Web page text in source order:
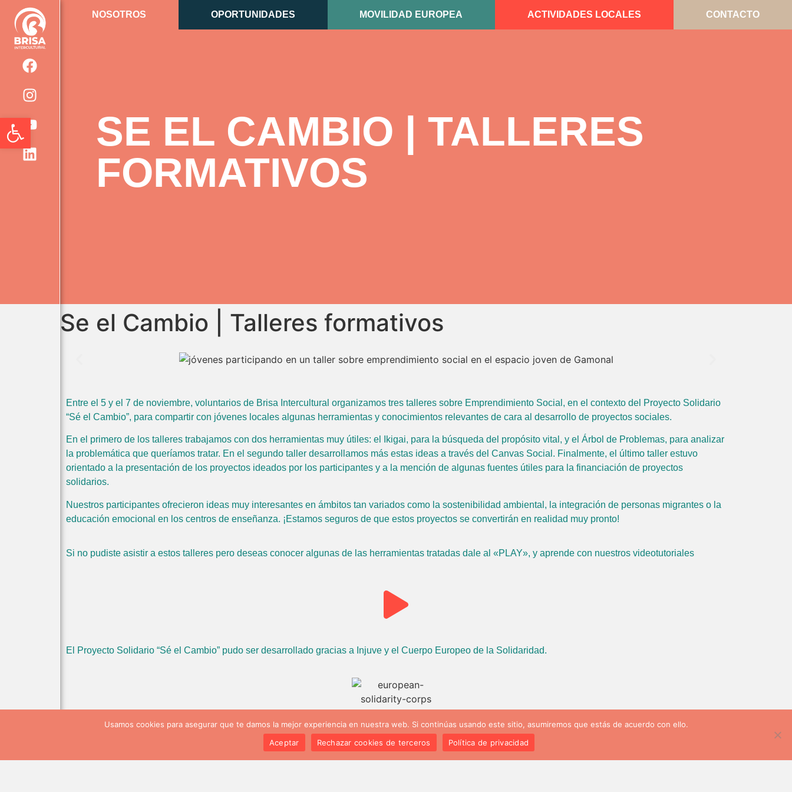
Abrir barra de herramientas
NOSOTROS OPORTUNIDADES MOVILIDAD EUROPEA ACTIVIDADES LOCALES CONTACTO
SE EL CAMBIO | TALLERES
FORMATIVOS
Se el Cambio | Talleres formativos
Entre el 5 y el 7 de noviembre, voluntarios de Brisa Intercultural organizamos tres talleres sobre Emprendimiento Social, en el contexto del Proyecto Solidario
“Sé el Cambio”, para compartir con jóvenes locales algunas herramientas y conocimientos relevantes de cara al desarrollo de proyectos sociales.
En el primero de los talleres trabajamos con dos herramientas muy útiles: el Ikigai, para la búsqueda del propósito vital, y el Árbol de Problemas, para analizar
la problemática que queríamos tratar. En el segundo taller desarrollamos más estas ideas a través del Canvas Social. Finalmente, el último taller estuvo
orientado a la presentación de los proyectos ideados por los participantes y a la mención de algunas fuentes útiles para la financiación de proyectos
solidarios.
Nuestros participantes ofrecieron ideas muy interesantes en ámbitos tan variados como la sostenibilidad ambiental, la integración de personas migrantes o la
educación emocional en los centros de enseñanza. ¡Estamos seguros de que estos proyectos se convertirán en realidad muy pronto!
Si no pudiste asistir a estos talleres pero deseas conocer algunas de las herramientas tratadas dale al «PLAY», y aprende con nuestros videotutoriales
El Proyecto Solidario “Sé el Cambio” pudo ser desarrollado gracias a Injuve y el Cuerpo Europeo de la Solidaridad.
CuerpoEuropeodeSolidaridad Se el cambio
Usamos cookies para asegurar que te damos la mejor experiencia en nuestra web. Si continúas usando este sitio, asumiremos que estás de acuerdo con ello.
Aceptar
Rechazar cookies de terceros Política de privacidad